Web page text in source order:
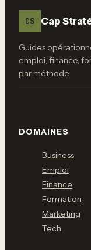
CS Cap
Guides
emploi, finance,
par méthode.
DOMAINES
Business
Emploi
Finance
Formation
Marketing
Tech